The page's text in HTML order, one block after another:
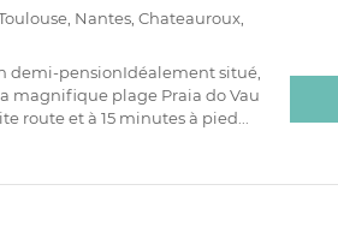
Nantes, Chateauroux,
demi-pensionIdéalement situé,
magnifique plage Praia do Vau
route et à 15 minutes à pied...